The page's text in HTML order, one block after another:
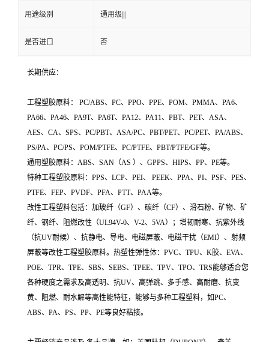
用途级别 通用级|||
是否进口 否
长期供应：
工程塑胶原料： PC/ABS、PC、PPO、PPE、POM、PMMA、PA6、
PA66、PA46、PA9T、PA6T、PA12、PA11、PBT、PET、ASA、
AES、CA、SPS、PC/PBT、ASA/PC、PBT/PET、PC/PET、PA/ABS、
PS/PA、PC/PS、POM/PTFE、PC/PTFE、PBT/PTFE/GF等。
通用塑胶原料：ABS、SAN（AS ）、GPPS、HIPS、PP、PE等。
特种工程塑胶原料：PPS、LCP、PEI、 PEEK、PPA、PI、PSF、PES、
PTFE、FEP、PVDF、PFA、PTT、PAA等。
改性工程塑料包括：加玻纤（GF）、碳纤（CF）、滑石粉、矿物、矿
纤、钢纤、阻燃改性（UL94V-0、V-2、5VA）；增韧耐寒、抗紫外线
（抗UV耐候）、抗静电、导电、电磁屏蔽、电磁干扰（EMI）、射频
屏蔽等改性工程塑胶原料。热塑性弹性体：PVC、TPU、K胶、EVA、
POE、TPR、TPE、SBS、SEBS、TPEE、TPV、TPO、TRS能够适合您
各种硬度之需求及高透明、抗UV、高弹跳、多手感、高耐磨、抗变
黄、阻燃、耐水解等高性能特征，能够与多种工程塑料，如PC、
ABS、PA、PS、PP、PE等良好粘接。